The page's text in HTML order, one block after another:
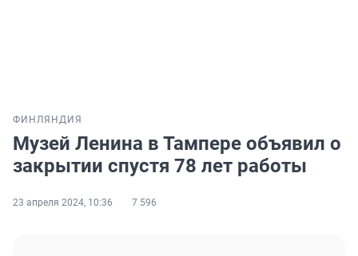
ФИНЛЯНДИЯ
Музей Ленина в Тампере объявил о
закрытии спустя 78 лет работы
23 апреля 2024, 10:36 7 596